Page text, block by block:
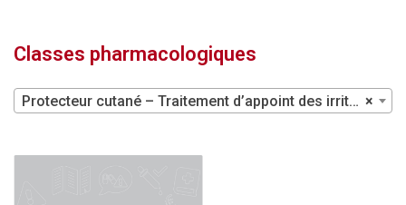
Classes pharmacologiques
×
Protecteur cutané – Traitement d’appoint des irritations cutanée